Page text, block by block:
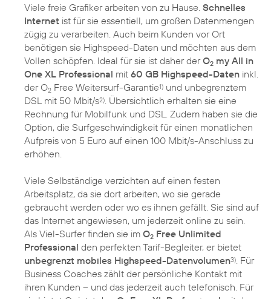
Viele freie Grafiker arbeiten von zu Hause. Schnelles
Internet ist für sie essentiell, um großen Datenmengen
zügig zu verarbeiten. Auch beim Kunden vor Ort
benötigen sie Highspeed-Daten und möchten aus dem
Vollen schöpfen. Ideal für sie ist daher derO2 my All in
One XL Professional mit 60 GB Highspeed-Daten inkl.
der O2 Free Weitersurf-Garantie1) und unbegrenztem
DSL mit 50 Mbit/s2) . Übersichtlich erhalten sie eine
Rechnung für Mobilfunk und DSL. Zudem haben sie die
Option, die Surfgeschwindigkeit für einen monatlichen
Aufpreis von 5 Euro auf einen 100 Mbit/s-Anschluss zu
erhöhen.
Viele Selbständige verzichten auf einen festen
Arbeitsplatz, da sie dort arbeiten, wo sie gerade
gebraucht werden oder wo es ihnen gefällt. Sie sind auf
das Internet angewiesen, um jederzeit online zu sein.
Als Viel-Surfer finden sie im O2 Free Unlimited
Professional den perfekten Tarif-Begleiter, er bietet
unbegrenzt mobiles Highspeed-Datenvolumen3) . Für
Business Coaches zählt der persönliche Kontakt mit
ihren Kunden – und das jederzeit auch telefonisch. Für